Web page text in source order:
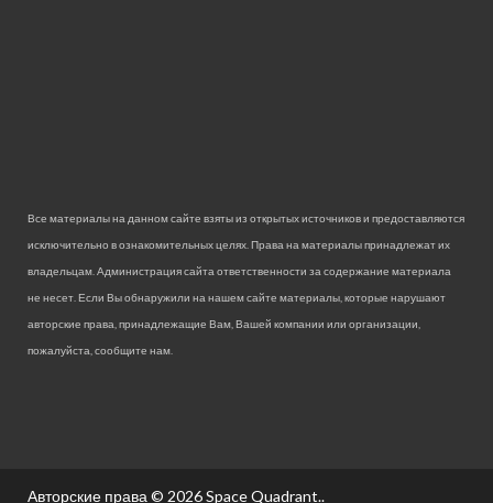
Все материалы на данном сайте взяты из открытых источников и предоставляются
исключительно в ознакомительных целях. Права на материалы принадлежат их
владельцам. Администрация сайта ответственности за содержание материала
не несет. Если Вы обнаружили на нашем сайте материалы, которые нарушают
авторские права, принадлежащие Вам, Вашей компании или организации,
пожалуйста, сообщите нам.
Авторские права © 2026Space Quadrant..